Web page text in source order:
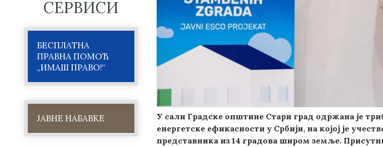
СЕРВИСИ
БЕСПЛАТНА
ПРАВНА ПОМОЋ
„ИМАШ ПРАВО!“
ЈАВНЕ НАБАВКЕ
У сали Градске општине Стари град одржана је
енергетске ефикасности у Србији, на којој је
представника из 14 градова широм земље.